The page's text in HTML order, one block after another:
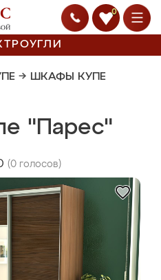
0
→ ШКАФЫ КУПЕ
"Парес"
(0 голосов)